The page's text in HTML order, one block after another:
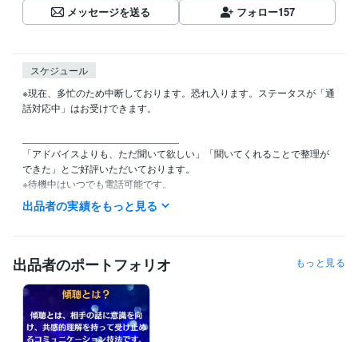
メッセージを送る フォロー157
スケジュール
※現在、多忙のため中断しております。恐れ入ります。ステータスが「通
話対応中」はお受けできます。
「アドバイスよりも、ただ聞いて欲しい」「聞いてくれることで整理が
できた」とご好評いただいております。
※待機中はいつでも電話可能です。
お勧め：即レスチャット「電話と同様、レスポンスが早いのでホッとす
https://coconala.com/services/3623541
❖・・
カウンセラーとして従事しているため
ご希望に添えない時間帯があります。
出品者の実績をもっと見る
出品者のポートフォリオ もっと見る